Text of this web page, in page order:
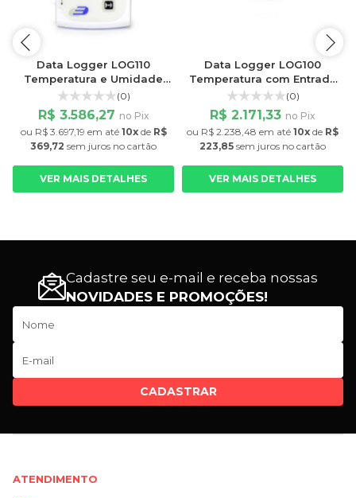
Data Logger LOG110
Temperatura e Umidade
com Entrada para Sensor
Externo - Incoterm 3030.19
(0)
R$ 3.586,27 no Pix
ou R$ 3.697,19 em até 10xde R$
369,72 sem juros no cartão
VER MAIS DETALHES
Data Logger LOG100
Temperatura com Entrada
para Sensor Externo -
Incoterm 3030.20
(0)
R$ 2.171,33 no Pix
ou R$ 2.238,48 em até 10x de R$
223,85 sem juros no cartão
VER MAIS DETALHES
Cadastre seu e-mail e receba nossas
NOVIDADES E PROMOÇÕES!
CADASTRAR
ATENDIMENTO